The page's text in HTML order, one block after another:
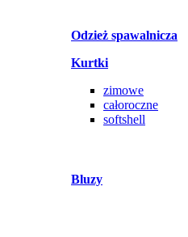
Odzież spawalnicza
Kurtki
zimowe
całoroczne
softshell
Bluzy